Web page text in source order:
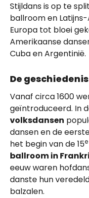
Stijldans is op te
ballroom en
Europa tot bloei
Amerikaanse
Cuba en Argentinië.
De
Vanaf circa 1600
geïntroduceerd. In
volksdansen
dansen en de
het begin van de 15e
ballroom in
eeuw waren
danste hun
balzalen.